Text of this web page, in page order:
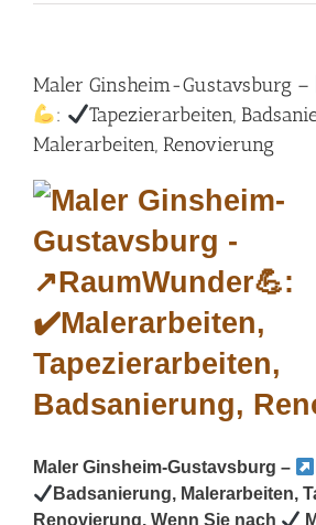
Maler Ginsheim-Gustavsburg –
:
Tapezierarbeiten,
Malerarbeiten, Renovierung
Maler Ginsheim-Gustavsburg –
Badsanierung, Malerarbeiten,
Renovierung. Wenn Sie nach